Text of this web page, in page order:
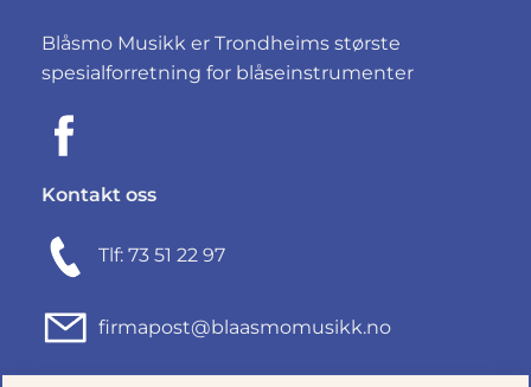
Blåsmo Musikk er Trondheims største
spesialforretning for blåseinstrumenter
Kontakt oss
Tlf: 73 51 22 97
firmapost@blaasmomusikk.no